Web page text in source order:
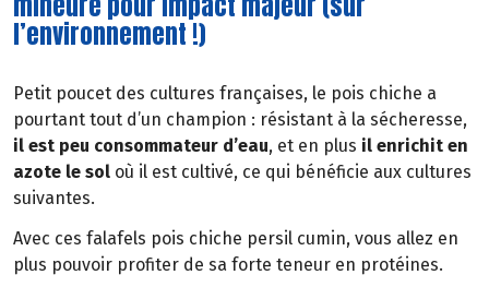
l’environnement !)
Petit poucet des cultures françaises, le pois chiche a
pourtant tout d’un champion : résistant à la sécheresse,
il est peu consommateur d’eau, et en plus il enrichit en
azote le sol où il est cultivé, ce qui bénéficie aux cultures
suivantes.
Avec ces falafels pois chiche persil cumin, vous allez en
plus pouvoir profiter de sa forte teneur en protéines.